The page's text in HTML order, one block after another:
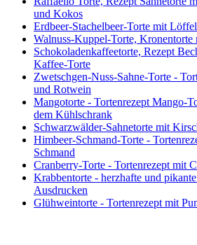
und Kokos
Erdbeer-Stachelbeer-Torte mit
Walnuss-Kuppel-Torte, Kronentorte
Schokoladenkaffeetorte, Rezept
Kaffee-Torte
Zwetschgen-Nuss-Sahne-Torte -
und Rotwein
Mangotorte - Tortenrezept Mango-
dem Kühlschrank
Schwarzwälder-Sahnetorte mit
Himbeer-Schmand-Torte -
Schmand
Cranberry-Torte - Tortenrezept mit
Krabbentorte - herzhafte und
Ausdrucken
Glühweintorte - Tortenrezept mit